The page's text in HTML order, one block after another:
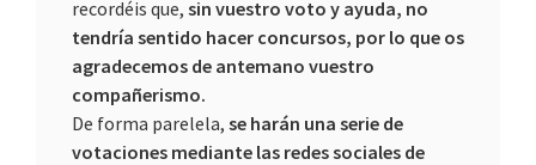
recordéis que, sin vuestro voto y ayuda, no
tendría sentido hacer concursos, por lo que os
agradecemos de antemano vuestro
compañerismo.
De forma parelela, se harán una serie de
votaciones mediante las redes sociales de